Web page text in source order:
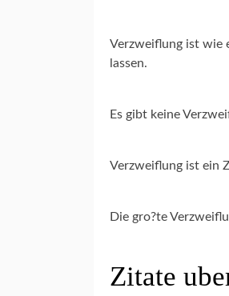
Verzweiflung ist wie
lassen.
Es gibt keine
Verzweiflung ist ein
Die gro?te
Zitate